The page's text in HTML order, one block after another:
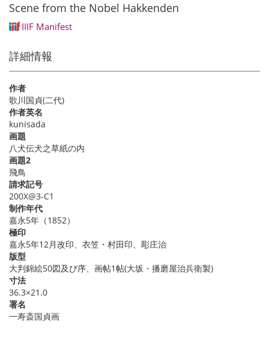
Scene from the Nobel Hakkenden
IIIF Manifest
詳細情報
作者
歌川国貞(二代)
作者英名
kunisada
画題
八犬伝犬之草紙の内
画題2
飛鳥
請求記号
200X@3-C1
制作年代
嘉永5年（1852）
極印
嘉永5年12月改印、衣笠・村田印、彫庄治
版型
大判錦絵50図及び序、画帖1帖(大坂・播磨屋治兵衛製)
寸法
36.3×21.0
署名
一寿斎国貞画